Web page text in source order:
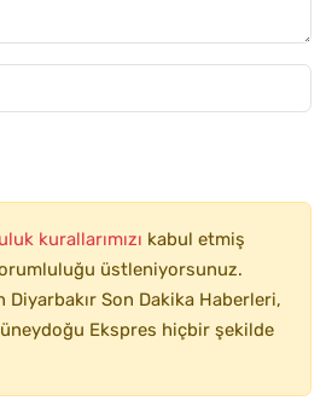
kurallarımızı kabul etmiş
üstleniyorsunuz.
Diyarbakır Son Dakika Haberleri,
Ekspres hiçbir şekilde